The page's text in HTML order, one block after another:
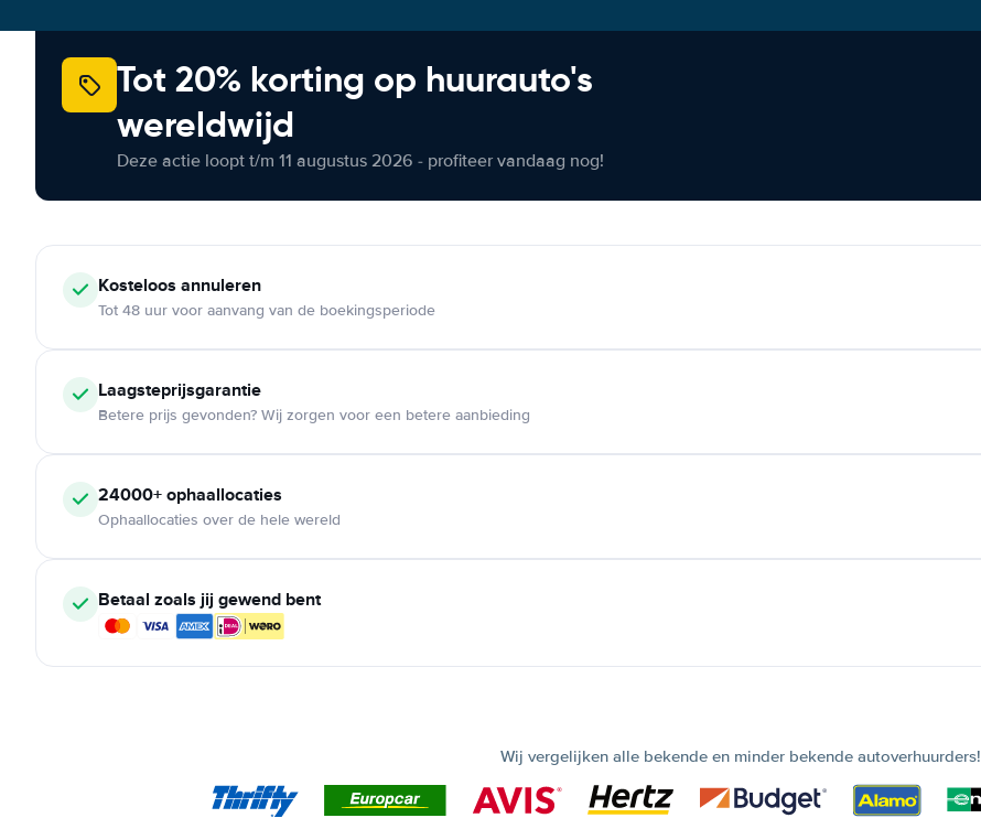
Tot 20% korting op huurauto's
wereldwijd
Deze actie loopt t/m 11 augustus 2026 - profiteer vandaag nog!
Kosteloos annuleren
Tot 48 uur voor aanvang van de boekingsperiode
Laagsteprijsgarantie
Betere prijs gevonden? Wij zorgen voor een betere aanbieding
24000+ophaallocaties
Ophaallocaties over de hele wereld
Betaal zoals jij gewend bent
Wij vergelijken alle bekende en minder bekende autoverhuurders!